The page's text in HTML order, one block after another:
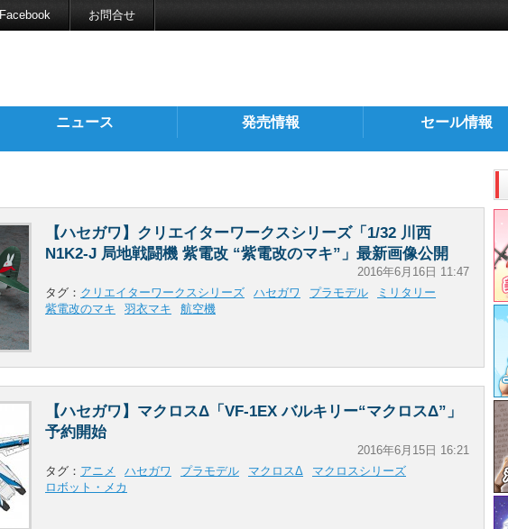
Facebook お問合せ
ニュース 発売情報 セール情報
【ハセガワ】クリエイターワークスシリーズ「1/32 川西
N1K2-J 局地戦闘機 紫電改 “紫電改のマキ”」最新画像公開
2016年6月16日 11:47
タグ： クリエイターワークスシリーズ ハセガワ プラモデル
ミリタリー
紫電改のマキ
羽衣マキ 航空機
【ハセガワ】マクロスΔ「VF-1EX バルキリー“マクロスΔ”」
予約開始
2016年6月15日 16:21
タグ： アニメ ハセガワ プラモデル マクロスΔ
マクロスシリーズ
ロボット・メカ